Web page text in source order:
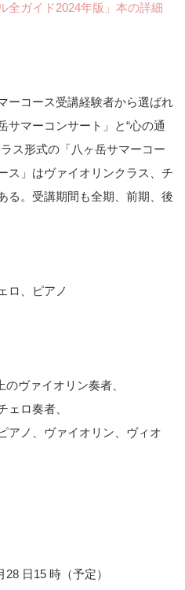
全ガイド2024年版」本の詳細
ーコース受講経験者から選ばれ
サマーコンサート」と“心の通
ス形式の「八ヶ岳サマーコー
ス」はヴァイオリンクラス、チ
る。受講期間も全期、前期、後
ロ、ピアノ
ヴァイオリン奏者、
ェロ奏者、
アノ、ヴァイオリン、ヴィオ
日15 時（予定）